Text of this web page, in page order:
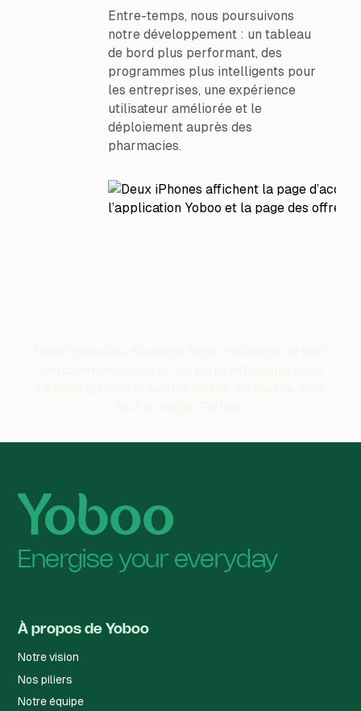
Entre-temps, nous poursuivons
notre développement : un tableau
de bord plus performant, des
programmes plus intelligents pour
les entreprises, une expérience
utilisateur améliorée et le
déploiement auprès des
pharmacies.
Energise your everyday
À propos de Yoboo
Notre vision
Nos piliers
Notre équipe